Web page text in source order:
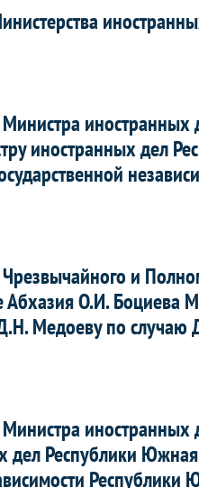
иностранных дел
и
О.И. Боциева
Медоеву по случаю
дел Республики
Республики